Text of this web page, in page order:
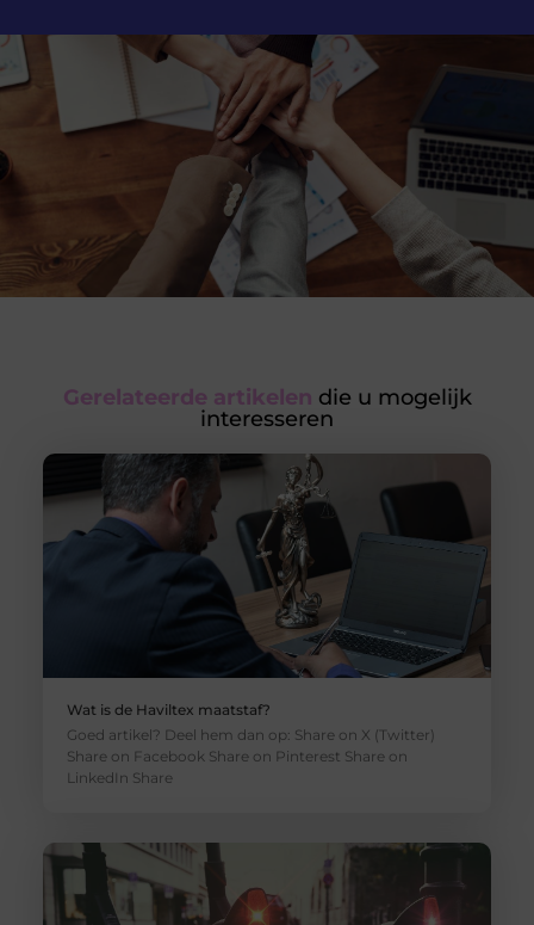
Gerelateerde artikelen die u mogelijk
interesseren
Wat is de Haviltex maatstaf?
Goed artikel? Deel hem dan op: Share on X (Twitter)
Share on Facebook Share on Pinterest Share on
LinkedIn Share